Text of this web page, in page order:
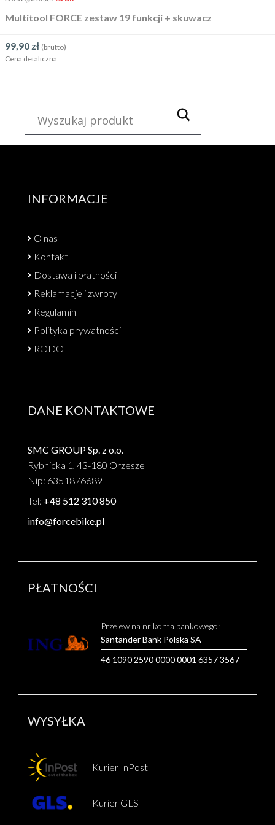
Multitool FORCE zestaw 19 funkcji + skuwacz
99,90 zł (brutto)
Cena detaliczna
INFORMACJE
O nas
Kontakt
Dostawa i płatności
Reklamacje i zwroty
Regulamin
Polityka prywatności
RODO
DANE KONTAKTOWE
SMC GROUP Sp. z o.o.
Rybnicka 1, 43-180 Orzesze
Nip: 6351876689
Tel: +48 512 310 850
info@forcebike.pl
PŁATNOŚCI
Przelew na nr konta bankowego:
Santander Bank Polska SA
46 1090 2590 0000 0001 6357 3567
WYSYŁKA
Kurier InPost
Kurier GLS